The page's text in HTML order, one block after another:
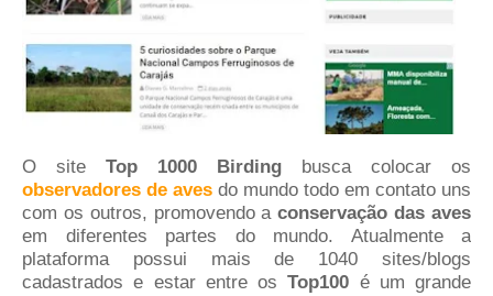
O site Top 1000 Birding busca colocar os
observadores de aves do mundo todo em contato uns
com os outros, promovendo aconservação das aves
em diferentes partes do mundo. Atualmente a
plataforma possui mais de 1040 sites/blogs
cadastrados e estar entre osTop100 é um grande